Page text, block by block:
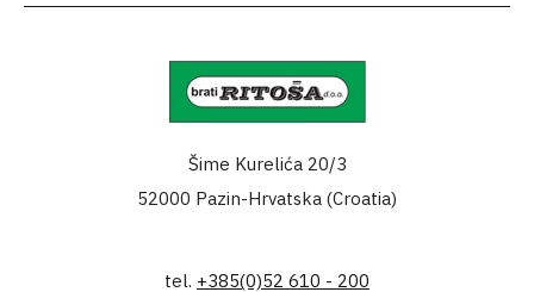
Šime Kurelića 20/3
52000 Pazin-Hrvatska (Croatia)
tel. +385(0)52 610 - 200